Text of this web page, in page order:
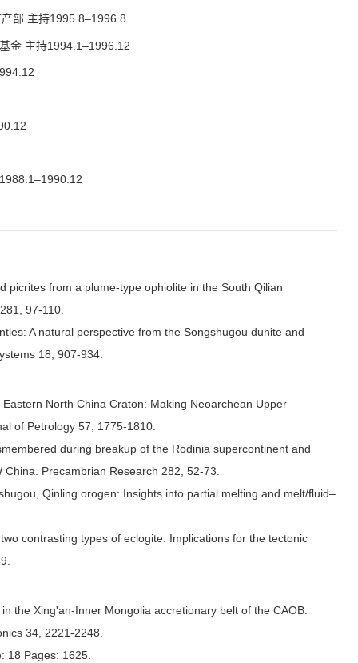
部 主持1995.8–1996.8
金 主持1994.1–1996.12
picrites from a plume-type ophiolite in the South Qilian
97-110.
A natural perspective from the Songshugou dunite and
18, 907-934.
North China Craton: Making Neoarchean Upper
of Petrology 57, 1775-1810.
during breakup of the Rodinia supercontinent and
Precambrian Research 282, 52-73.
Qinling orogen: Insights into partial melting and melt/fluid–
contrasting types of eclogite: Implications for the tectonic
the Xing'an-Inner Mongolia accretionary belt of the CAOB:
34, 2221-2248.
18 Pages: 1625.